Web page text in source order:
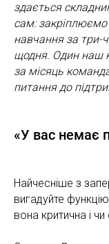
здається
сам:
навчання за три-
щодня. Один наш
за місяць
питання до
«У вас немає
Найчесніше з
вигадуйте
вона критична і